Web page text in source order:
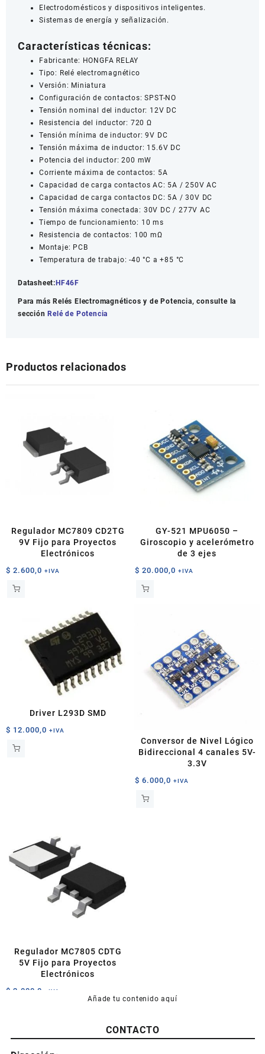
Electrodomésticos y dispositivos inteligentes.
Sistemas de energía y señalización.
Características técnicas:
Fabricante: HONGFA RELAY
Tipo: Relé electromagnético
Versión: Miniatura
Configuración de contactos: SPST-NO
Tensión nominal del inductor: 12V DC
Resistencia del inductor: 720 Ω
Tensión mínima de inductor: 9V DC
Tensión máxima de inductor: 15.6V DC
Potencia del inductor: 200 mW
Corriente máxima de contactos: 5A
Capacidad de carga contactos AC: 5A / 250V AC
Capacidad de carga contactos DC: 5A / 30V DC
Tensión máxima conectada: 30V DC / 277V AC
Tiempo de funcionamiento: 10 ms
Resistencia de contactos: 100 mΩ
Montaje: PCB
Temperatura de trabajo: -40 °C a +85 °C
Datasheet:HF46F
Para más Relés Electromagnéticos y de Potencia, consulte la
sección Relé de Potencia
Productos relacionados
Regulador MC7809 CD2TG
9V Fijo para Proyectos
Electrónicos
$ 2.600,0 +IVA
GY-521 MPU6050 –
Giroscopio y acelerómetro
de 3 ejes
$ 20.000,0 +IVA
Driver L293D SMD
$ 12.000,0 +IVA
Conversor de Nivel Lógico
Bidireccional 4 canales 5V-
3.3V
$ 6.000,0 +IVA
Regulador MC7805 CDTG
5V Fijo para Proyectos
Electrónicos
$ 2.000,0 +IVA
Añade tu contenido aquí
CONTACTO